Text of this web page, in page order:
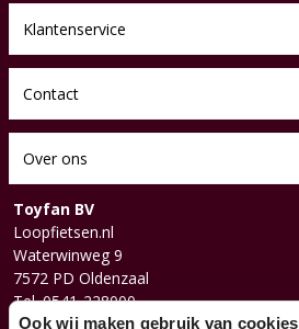
Klantenservice
Contact
Over ons
Toyfan BV
Loopfietsen.nl
Waterwinweg 9
7572 PD Oldenzaal
Tel. 0541-228000
Facebook
Ook wij maken gebruik van cookies